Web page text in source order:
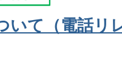
いて（電話リ